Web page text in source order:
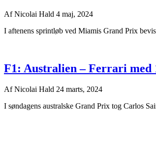
AfNicolai Hald 4 maj, 2024
I aftenens sprintløb ved Miamis Grand Prix
F1: Australien – Ferrari med
AfNicolai Hald 24 marts, 2024
I søndagens australske Grand Prix tog Carlos